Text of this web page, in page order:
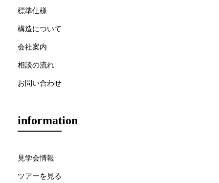
標準仕様
構造について
会社案内
相談の流れ
お問い合わせ
information
見学会情報
ツアーを見る